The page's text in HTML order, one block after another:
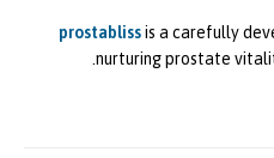
prostablissis a carefully
nurturing prostate